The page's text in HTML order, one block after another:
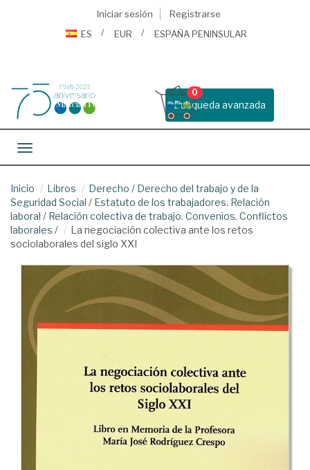
Iniciar sesión
Registrarse
ES
EUR ESPAÑA PENINSULAR
Busqueda avanzada
0
Toggle navigation
Inicio Libros Derecho / Derecho del trabajo y de la
Seguridad Social / Estatuto de los trabajadores. Relación
laboral / Relación colectiva de trabajo. Convenios. Conflictos
laborales /
La negociación colectiva ante los retos
sociolaborales del siglo XXI